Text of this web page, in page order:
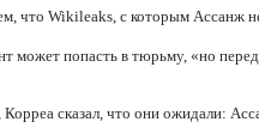
что Wikileaks, с которым Ассанж
может попасть в тюрьму, «но
Корреа сказал, что они ожидали: